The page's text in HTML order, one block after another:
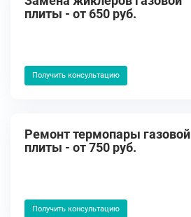
плиты - от 650 руб.
Получить консультацию
Ремонт термопары газовой
плиты - от 750 руб.
Получить консультацию